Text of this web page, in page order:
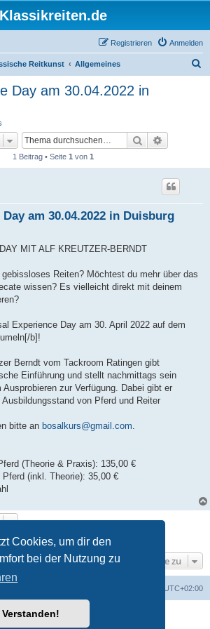
Cookies, um dir den
bei der Nutzung zu
Verstanden!
Klassikreiten.de
Anmelden
Registrieren
Reitkunst Allgemeines
Day am 30.04.2022 in
Suche
1 Beitrag • Seite 1 von 1
am 30.04.2022 in Duisburg
MIT ALF KREUTZER-BERNDT
Reiten? Möchtest du mehr über das
wissen? Es vielleicht direkt mit deinem
Experience Day am 30. April 2022 auf dem
b]!
Berndt vom Tackroom Ratingen gibt
Einführung und stellt nachmittags sein
zur Verfügung. Dabei gibt er
von Pferd und Reiter
bitte an bosalkurs@gmail.com
(Theorie & Praxis): 135,00 €
(inkl. Theorie): 35,00 €
1 Beitrag • Seite1von 1
Gehe zu
UTC+02:00
phpBB® Forum Software © phpBB Limited
phpBB.de